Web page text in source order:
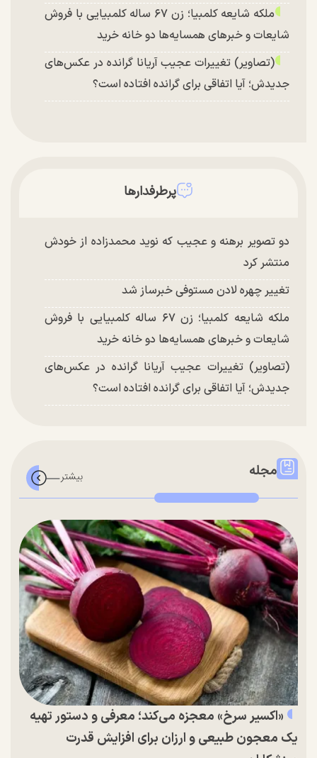
ملکه شایعه کلمبیا؛ زن ۶۷ ساله کلمبیایی با فروش
شایعات و خبر‌های همسایه‌ها دو خانه خرید
(تصاویر) تغییرات عجیب آریانا گرانده در عکس‌های
جدیدش؛ آیا اتفاقی برای گرانده افتاده است؟
پرطرفدارها
دو تصویر برهنه و عجیب که نوید محمدزاده از خودش
منتشر کرد
تغییر چهره لادن مستوفی خبرساز شد
ملکه شایعه کلمبیا؛ زن ۶۷ ساله کلمبیایی با فروش
شایعات و خبر‌های همسایه‌ها دو خانه خرید
(تصاویر) تغییرات عجیب آریانا گرانده در عکس‌های
جدیدش؛ آیا اتفاقی برای گرانده افتاده است؟
مجله
«اکسیر سرخ» معجزه می‌کند؛ معرفی و دستور تهیه
یک معجون طبیعی و ارزان برای افزایش قدرت